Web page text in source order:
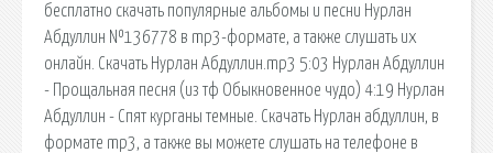
бесплатно скачать популярные альбомы и песни Нурлан
Абдуллин №136778 в mp3-формате, а также слушать их
онлайн. Скачать Нурлан Абдуллин.mp3 5:03 Нурлан Абдуллин
- Прощальная песня (из тф Обыкновенное чудо) 4:19 Нурлан
Абдуллин - Спят курганы темные. Скачать Нурлан абдуллин, в
формате mp3, а также вы можете слушать на телефоне в